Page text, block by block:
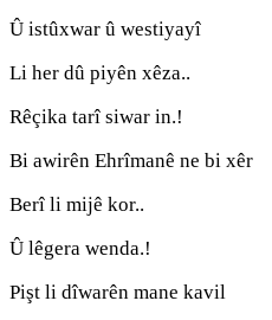
Û istûxwar û westiyayî
Li her dû piyên xêza..
Rêçika tarî siwar in.!
Bi awirên Ehrîmanê ne bi xêr
Berî li mijê kor..
Û lêgera wenda.!
Pişt li dîwarên mane kavil